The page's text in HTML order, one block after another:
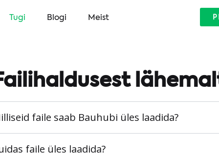
Tugi Blogi Meist
faile saab Bauhubi üles laadida?
faile üles laadida?